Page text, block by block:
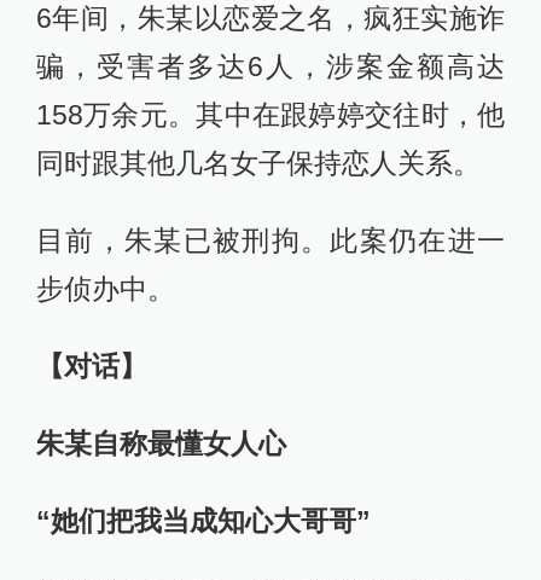
6年间，朱某以恋爱之名，疯狂实施诈
骗，受害者多达6人，涉案金额高达
158万余元。其中在跟婷婷交往时，他
同时跟其他几名女子保持恋人关系。
目前，朱某已被刑拘。此案仍在进一
步侦办中。
【对话】
朱某自称最懂女人心
“她们把我当成知心大哥哥”